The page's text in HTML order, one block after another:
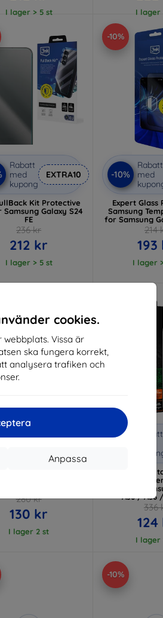
cookies.
Vissa är
ska fungera korrekt,
analysera trafiken och
Anpassa
I lager > 5 st I lager
Rabatt
med
kupong
EXTRA10
Kit Protective
Galaxy S24
FE
236 kr
212 kr
I lager > 5 st
-10%
-10%
Rabatt
med
Expert Glass
Samsung
for Samsung
214
193
I lager
280 kr
130 kr
I lager 2 st
Rabatt
Eiger
Privacy
GRS for
A36 / A56
336
I lager
-10%